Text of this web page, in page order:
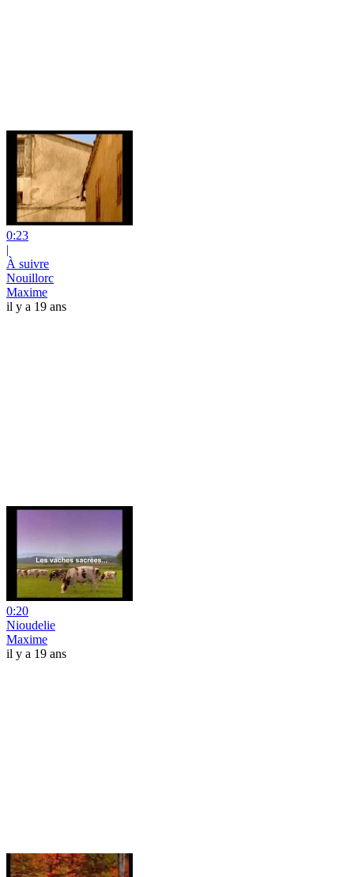
0:23
|
À suivre
Nouillorc
Maxime
il y a 19 ans
0:20
Nioudelie
Maxime
il y a 19 ans